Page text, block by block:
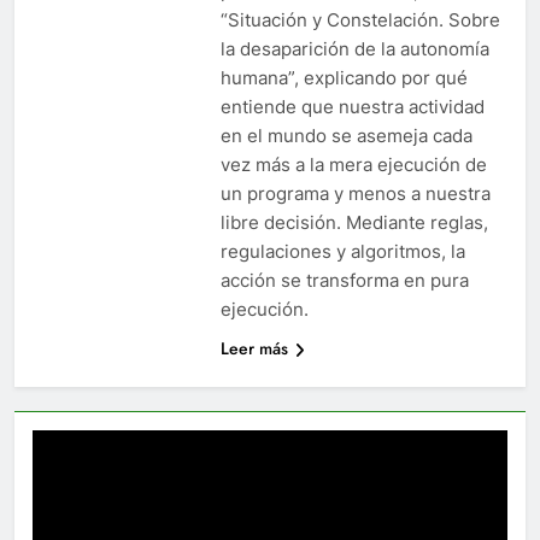
“Situación y Constelación. Sobre
la desaparición de la autonomía
humana”, explicando por qué
entiende que nuestra actividad
en el mundo se asemeja cada
vez más a la mera ejecución de
un programa y menos a nuestra
libre decisión. Mediante reglas,
regulaciones y algoritmos, la
acción se transforma en pura
ejecución.
Leer más